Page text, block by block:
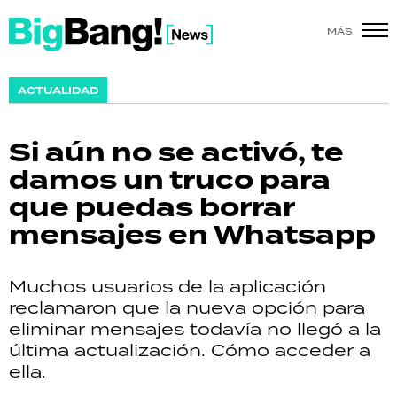
MÁS
ACTUALIDAD
Si aún no se activó, te
damos un truco para
que puedas borrar
mensajes en Whatsapp
Muchos usuarios de la aplicación
reclamaron que la nueva opción para
eliminar mensajes todavía no llegó a la
última actualización. Cómo acceder a
ella.
SHOW
ACTUALIDAD
POLICIALES
ECONOMÍA
GRAN HERMANO
SALUD
DEPORTES